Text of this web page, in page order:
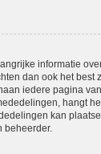
informatie
dan ook het best
iedere pagina
hangt
kan
beheerder.